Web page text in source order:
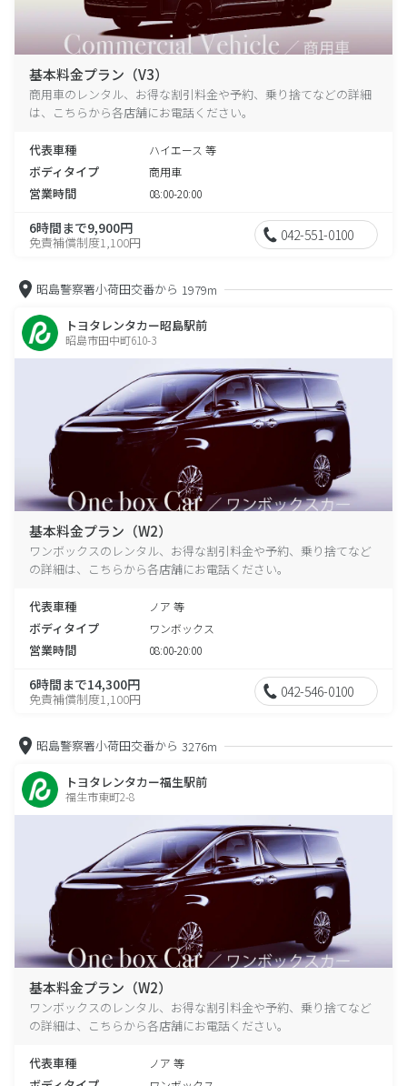
基本料金プラン（V3）
商用車のレンタル、お得な割引料金や予約、乗り捨てなどの詳細
は、こちらから各店舗にお電話ください。
代表車種 ハイエース 等
ボディタイプ 商用車
営業時間 08:00-20:00
6時間まで9,900円
免責補償制度1,100円 042-551-0100
昭島警察署小荷田交番から 1979m
トヨタレンタカー昭島駅前
昭島市田中町610-3
基本料金プラン（W2）
ワンボックスのレンタル、お得な割引料金や予約、乗り捨てなど
の詳細は、こちらから各店舗にお電話ください。
代表車種 ノア 等
ボディタイプ ワンボックス
営業時間 08:00-20:00
6時間まで14,300円
免責補償制度1,100円 042-546-0100
昭島警察署小荷田交番から 3276m
トヨタレンタカー福生駅前
福生市東町2-8
基本料金プラン（W2）
ワンボックスのレンタル、お得な割引料金や予約、乗り捨てなど
の詳細は、こちらから各店舗にお電話ください。
代表車種 ノア 等